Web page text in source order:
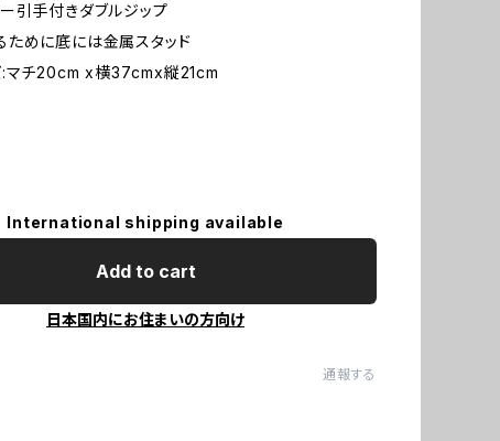
引手付きダブルジップ
ために底には金属スタッド
:マチ20cm x横37cmx縦21cm
International shipping available
Add to cart
日本国内にお住まいの方向け
通報する